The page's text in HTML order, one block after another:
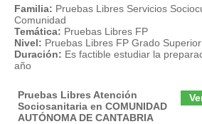
Familia: Pruebas Libres Servicios
Comunidad
Temática: Pruebas Libres FP
Nivel: Pruebas Libres FP Grado Superior
Duración: Es factible estudiar la
año
Pruebas Libres Atención
Sociosanitaria en COMUNIDAD
AUTÓNOMA DE CANTABRIA